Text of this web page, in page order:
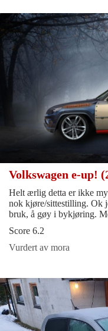
Volkswagen e-up!
Helt ærlig detta er ikke
nok kjøre/sittestilling. Ok
bruk, å gøy i bykjøring.
Score 6.2
Vurdert av mora